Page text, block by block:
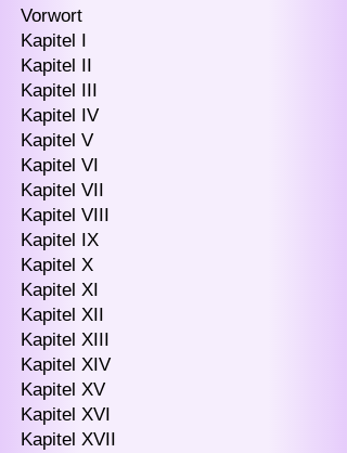
Vorwort
Kapitel I
Kapitel II
Kapitel III
Kapitel IV
Kapitel V
Kapitel VI
Kapitel VII
Kapitel VIII
Kapitel IX
Kapitel X
Kapitel XI
Kapitel XII
Kapitel XIII
Kapitel XIV
Kapitel XV
Kapitel XVI
Kapitel XVII